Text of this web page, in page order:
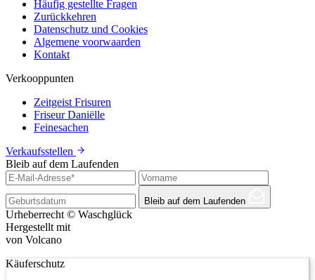
Häufig gestellte Fragen
Zurückkehren
Datenschutz und Cookies
Algemene voorwaarden
Kontakt
Verkooppunten
Zeitgeist Frisuren
Friseur Daniëlle
Feinesachen
Verkaufsstellen
Bleib auf dem Laufenden
Bleib auf dem Laufenden
Urheberrecht © Waschglück
Hergestellt mit
von Volcano
Käuferschutz